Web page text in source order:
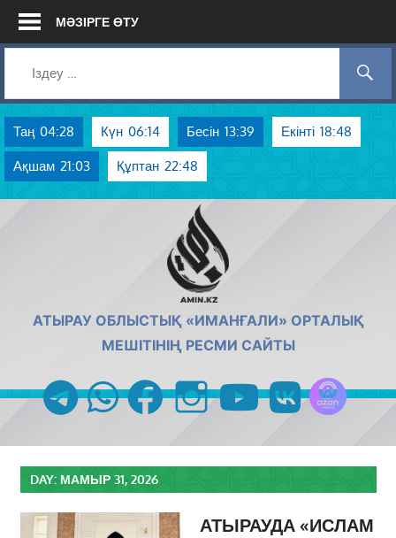
Skip
МӘЗІРГЕ ӨТУ
Таң 04:28 Күн 06:14 Бесін 13:39 Екінті 18:48
Ақшам 21:03 Құптан 22:48
АТЫРАУ ОБЛЫСТЫҚ «ИМАНҒАЛИ» ОРТАЛЫҚ
МЕШІТІНІҢ РЕСМИ САЙТЫ
telegramwhatsappfacebookinstagramyoutubevk
DAY: МАМЫР 31, 2026
АТЫРАУДА «ИСЛАМ